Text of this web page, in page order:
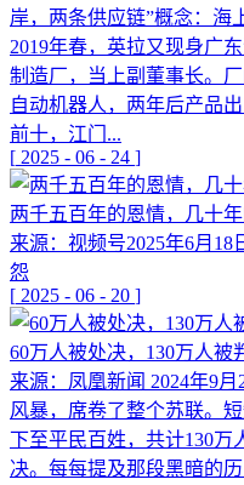
岸，两条供应链”概念：海
2019年春，英拉又现身广
制造厂，当上副董事长。
自动机器人，两年后产品
前十，江门...
[ 2025 - 06 - 24 ]
两千五百年的恩情，几十
来源：视频号2025年6月
怨
[ 2025 - 06 - 20 ]
60万人被处决，130万人被
来源：凤凰新闻 2024年9
风暴，席卷了整个苏联。
下至平民百姓，共计130万
决。每每提及那段黑暗的